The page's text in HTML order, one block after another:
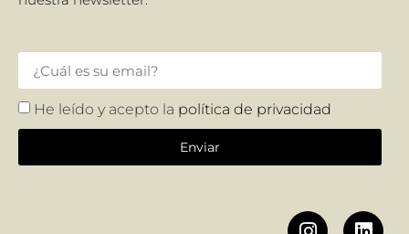
He leído y acepto la política de privacidad
Enviar